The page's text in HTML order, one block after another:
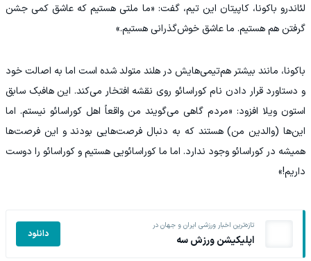
لئاندرو باکونا، کاپیتان این تیم، گفت: «ما ملتی هستیم که عاشق کمی جشن
گرفتن هم هستیم. ما عاشق خوش‌گذرانی هستیم.»
باکونا، مانند بیشتر هم‌تیمی‌هایش در هلند متولد شده است اما به اصالت خود
و دستاورد قرار دادن نام کوراسائو روی نقشه افتخار می‌کند. این هافبک سابق
استون ویلا افزود: «مردم گاهی می‌گویند من واقعاً اهل کوراسائو نیستم. اما
این‌ها (والدین من) هستند که به دنبال فرصت‌هایی بودند و این فرصت‌ها
همیشه در کوراسائو وجود ندارد. اما ما کوراسائویی هستیم و کوراسائو را دوست
داریم!»
تازه‌ترین اخبار ورزشی ایران و جهان در
اپلیکیشن ورزش سه دانلود